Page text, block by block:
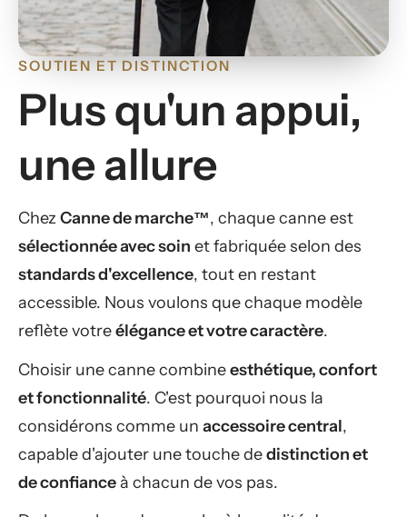
SOUTIEN ET DISTINCTION
Plus qu'un appui,
une allure
Chez Canne de marche™, chaque canne est
sélectionnée avec soin et fabriquée selon des
standards d'excellence, tout en restant
accessible. Nous voulons que chaque modèle
reflète votreélégance et votre caractère.
Choisir une canne combineesthétique, confort
et fonctionnalité. C'est pourquoi nous la
considérons comme un accessoire central,
capable d'ajouter une touche dedistinction et
de confianceà chacun de vos pas.